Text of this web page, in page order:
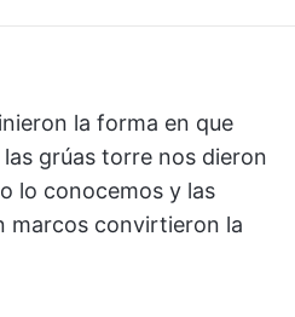
la forma en que
grúas torre nos dieron
lo conocemos y las
marcos convirtieron la